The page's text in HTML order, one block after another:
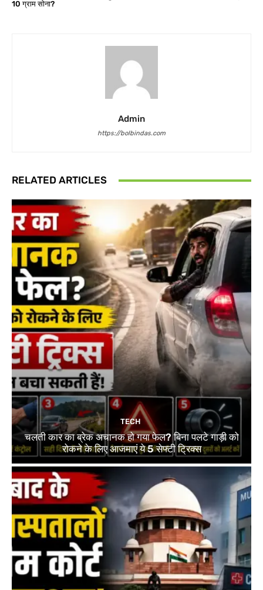
10 ग्राम सोना?
Admin
https://bolbindas.com
RELATED ARTICLES
TECH
चलती कार का ब्रेक अचानक हो गया फेल? बिना पलटे गाड़ी को
रोकने के लिए आजमाएं ये 5 सेफ्टी ट्रिक्स